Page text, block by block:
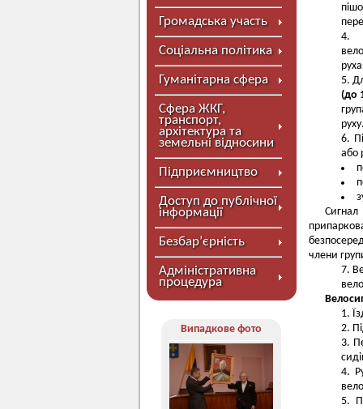
Громадська участь
Соціальна політика
Гуманітарна сфера
Сфера ЖКГ,
транспорт,
архітектура та
земельні відносини
Підприємництво
Доступ до публічної
інформації
Безбар’єрність
Адміністративна
процедура
Випадкове фото
(до
або
Сигнал
члени